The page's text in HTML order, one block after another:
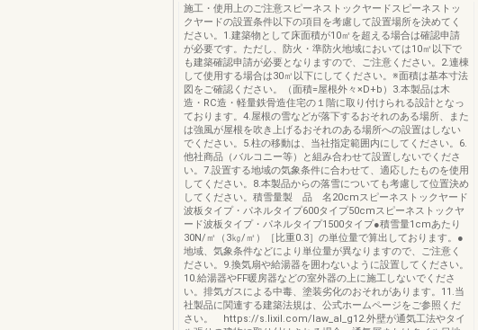
施工・使用上のご注意スピーネストックヤードスピーネストッ
クヤードの設置条件以下の項目を考慮して設置場所を決めてく
ださい。1.建築物として床面積が10㎡を超える場合は確認申請
が必要です。ただし、防火・準防火地域においては10㎡以下で
も建築確認申請が必要となりますので、ご注意ください。2.連棟
して使用する場合は30㎡以下にしてください。※面積は基本寸法
図をご確認ください。（面積=屋根外々×D+b）3.本製品は木
造・RC造・軽量鉄骨造住宅の１階に取り付けられる設計となっ
ております。4.屋根の雪などが落下するおそれのある場所、また
は強風が屋根を吹き上げるおそれのある場所への設置はしない
でください。5.柱の移動は、当社指定範囲内にしてください。6.
他社商品（バルコニー等）と組み合わせて設置しないでくださ
い。7.設置する地域の気象条件に合わせて、適応したものを使用
してください。8.本製品からの落雪についても考慮して位置決め
してください。積雪量製 品 名20cmスピーネストックヤード
波板タイプ・パネルタイプ600タイプ50cmスピーネストックヤ
ード波板タイプ・パネルタイプ1500タイプ●積雪量1cmあたり
30N/㎡（3㎏/㎡）［比重0.3］の単位量で算出しております。●
地域、気象条件などにより単位量が異なりますので、ご注意く
ださい。9.換気扇や給湯器を囲わないように設置してください。
10.給湯器やFF暖房器などの室外器の上に施工しないでくださ
い。排気ガスによる中毒、塗装劣化のおそれがあります。11.当
社製品に関連する建築法規は、公式ホームページをご参照くだ
さい。 https://s.lixil.com/law_al_g12.外壁が通気工法やタイ